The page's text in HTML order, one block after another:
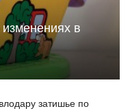
в
затишье по